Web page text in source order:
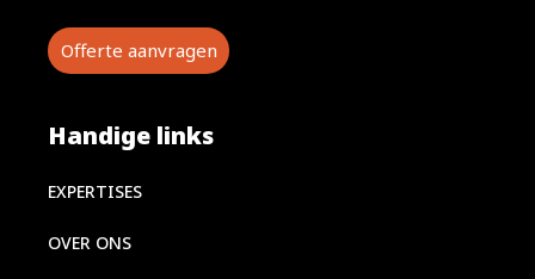
Offerte aanvragen
Handige links
EXPERTISES
OVER ONS